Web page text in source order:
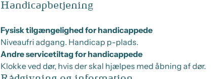
Handicapbetjening
Fysisk tilgængelighed for handicappede
Niveaufri adgang. Handicap p-plads.
Andre servicetiltag for handicappede
Klokke ved dør, hvis der skal hjælpes med åbning af dør.